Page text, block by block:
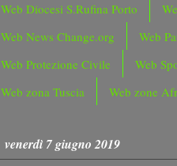
Web Diocesi S.Rufina Porto
Web News Change.org
Web
Web Protezione Civile
Web
Web zona Tuscia
Web zone
venerdì 7 giugno 2019